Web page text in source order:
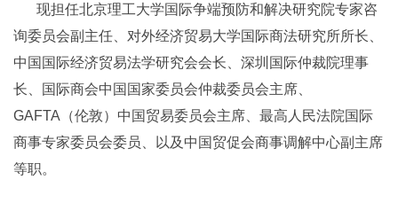
现担任北京理工大学国际争端预防和解决研究院专家咨
询委员会副主任、对外经济贸易大学国际商法研究所所长、
中国国际经济贸易法学研究会会长、深圳国际仲裁院理事
长、国际商会中国国家委员会仲裁委员会主席、
GAFTA（伦敦）中国贸易委员会主席、最高人民法院国际
商事专家委员会委员、以及中国贸促会商事调解中心副主席
等职。